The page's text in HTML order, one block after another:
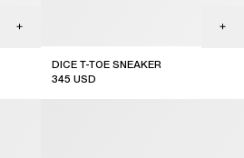
DICE T-TOE SNEAKER
345 USD